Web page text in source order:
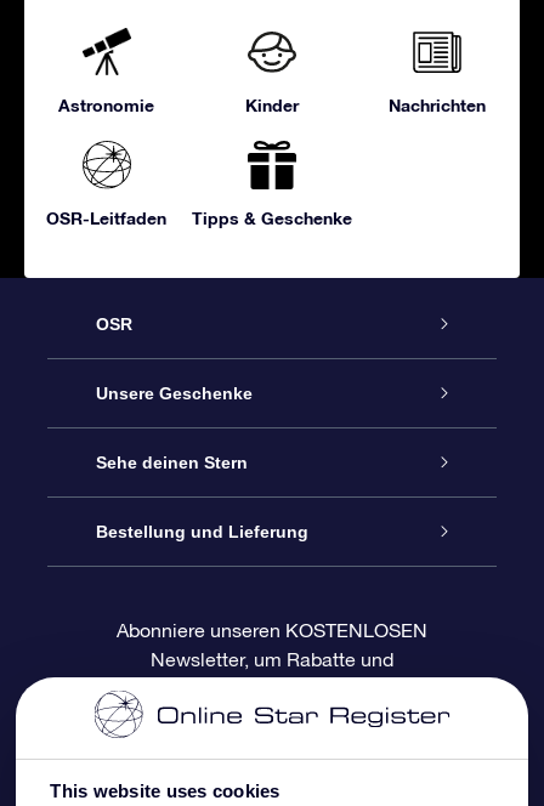
This website uses cookies
Astronomie Kinder Nachrichten
OSR-Leitfaden Tipps & Geschenke
OSR
Service
Kontakt
Blog
Bewertungen
Unsere Geschenke
Sterne schenken
OSR-Geschenkpaket
OSR-Geschenkgutschein
Firmengeschenke
Sehe deinen Stern
Sternregister
Personalisierte Sternseite
One Million Stars
OSR-Starsaver
Bestellung und Lieferung
Zahlungsinformationen
Versandinformationen
Abonniere unseren KOSTENLOSEN
Newsletter, um Rabatte und